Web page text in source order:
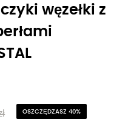
węzełki z
OSZCZĘDZASZ 40%